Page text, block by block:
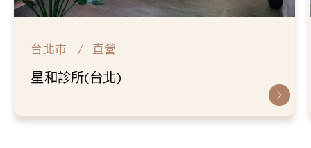
台北市 直營
星和診所(台北)